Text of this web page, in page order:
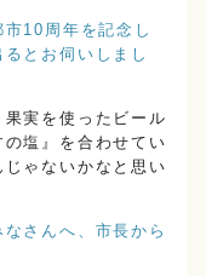
10周年を記念し
とお伺いしまし
果実を使ったビール
塩』を合わせてい
ゃないかなと思い
さんへ、市長から